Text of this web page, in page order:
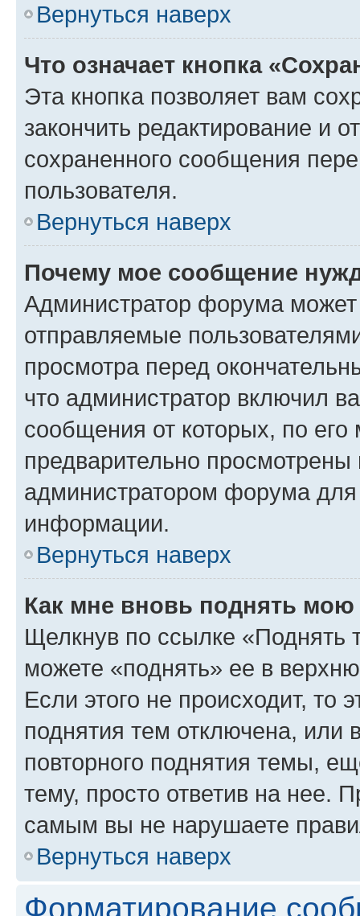
Вернуться наверх
Что означает кнопка
Эта кнопка позволяет вам
закончить редактирование и
сохраненного сообщения
пользователя.
Вернуться наверх
Почему мое сообщение
Администратор форума
отправляемые
просмотра перед
что администратор включил
сообщения от которых, по
предварительно
администратором форума
информации.
Вернуться наверх
Как мне вновь поднять мою
Щелкнув по ссылке «Поднять
можете «поднять» ее в
Если этого не происходит, то
поднятия тем отключена, или
повторного поднятия темы,
тему, просто ответив на нее.
самым вы не нарушаете
Вернуться наверх
Форматирование